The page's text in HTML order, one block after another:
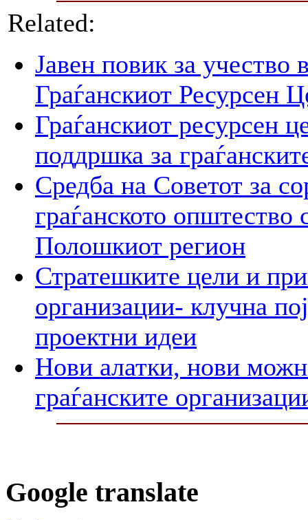
Related:
Јавен повик за учество
Граѓанскиот Ресурсен
Граѓанскиот ресурсен
поддршка за
Средба на Советот за
граѓанското општество
Полошкиот регион
Стратешките цели и
организации- клучна
проектни идеи
Нови алатки, нови
граѓанските
Google translate